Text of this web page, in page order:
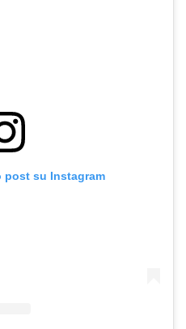
post su Instagram